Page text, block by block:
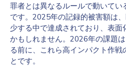
罪者とは異なるルールで動いてい
です。2025年の記録的被害額は
少する中で達成されており、表面
かもしれません。2026年の課題
る前に、これら高インパクト作戦
とです。